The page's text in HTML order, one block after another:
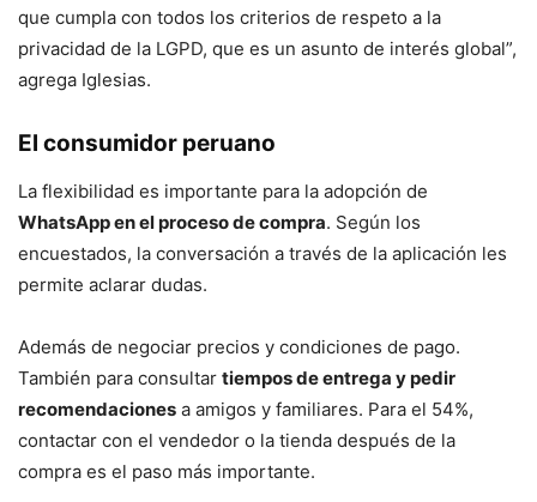
que cumpla con todos los criterios de respeto a la
privacidad de la LGPD, que es un asunto de interés global”,
agrega Iglesias.
El consumidor peruano
La flexibilidad es importante para la adopción de
WhatsApp en el proceso de compra. Según los
encuestados, la conversación a través de la aplicación les
permite aclarar dudas.
Además de negociar precios y condiciones de pago.
También para consultar tiempos de entrega y pedir
recomendaciones a amigos y familiares. Para el 54%,
contactar con el vendedor o la tienda después de la
compra es el paso más importante.